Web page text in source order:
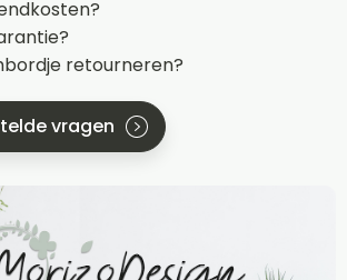
retourneren?
vragen